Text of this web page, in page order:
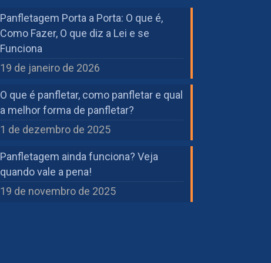
Panfletagem Porta a Porta: O que é,
Como Fazer, O que diz a Lei e se
Funciona
19 de janeiro de 2026
O que é panfletar, como panfletar e qual
a melhor forma de panfletar?
1 de dezembro de 2025
Panfletagem ainda funciona? Veja
quando vale a pena!
19 de novembro de 2025